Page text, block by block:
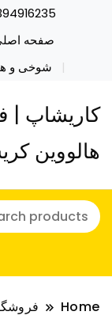
صفحه
شوخی و
کاریشاپ |
هالووین
Home